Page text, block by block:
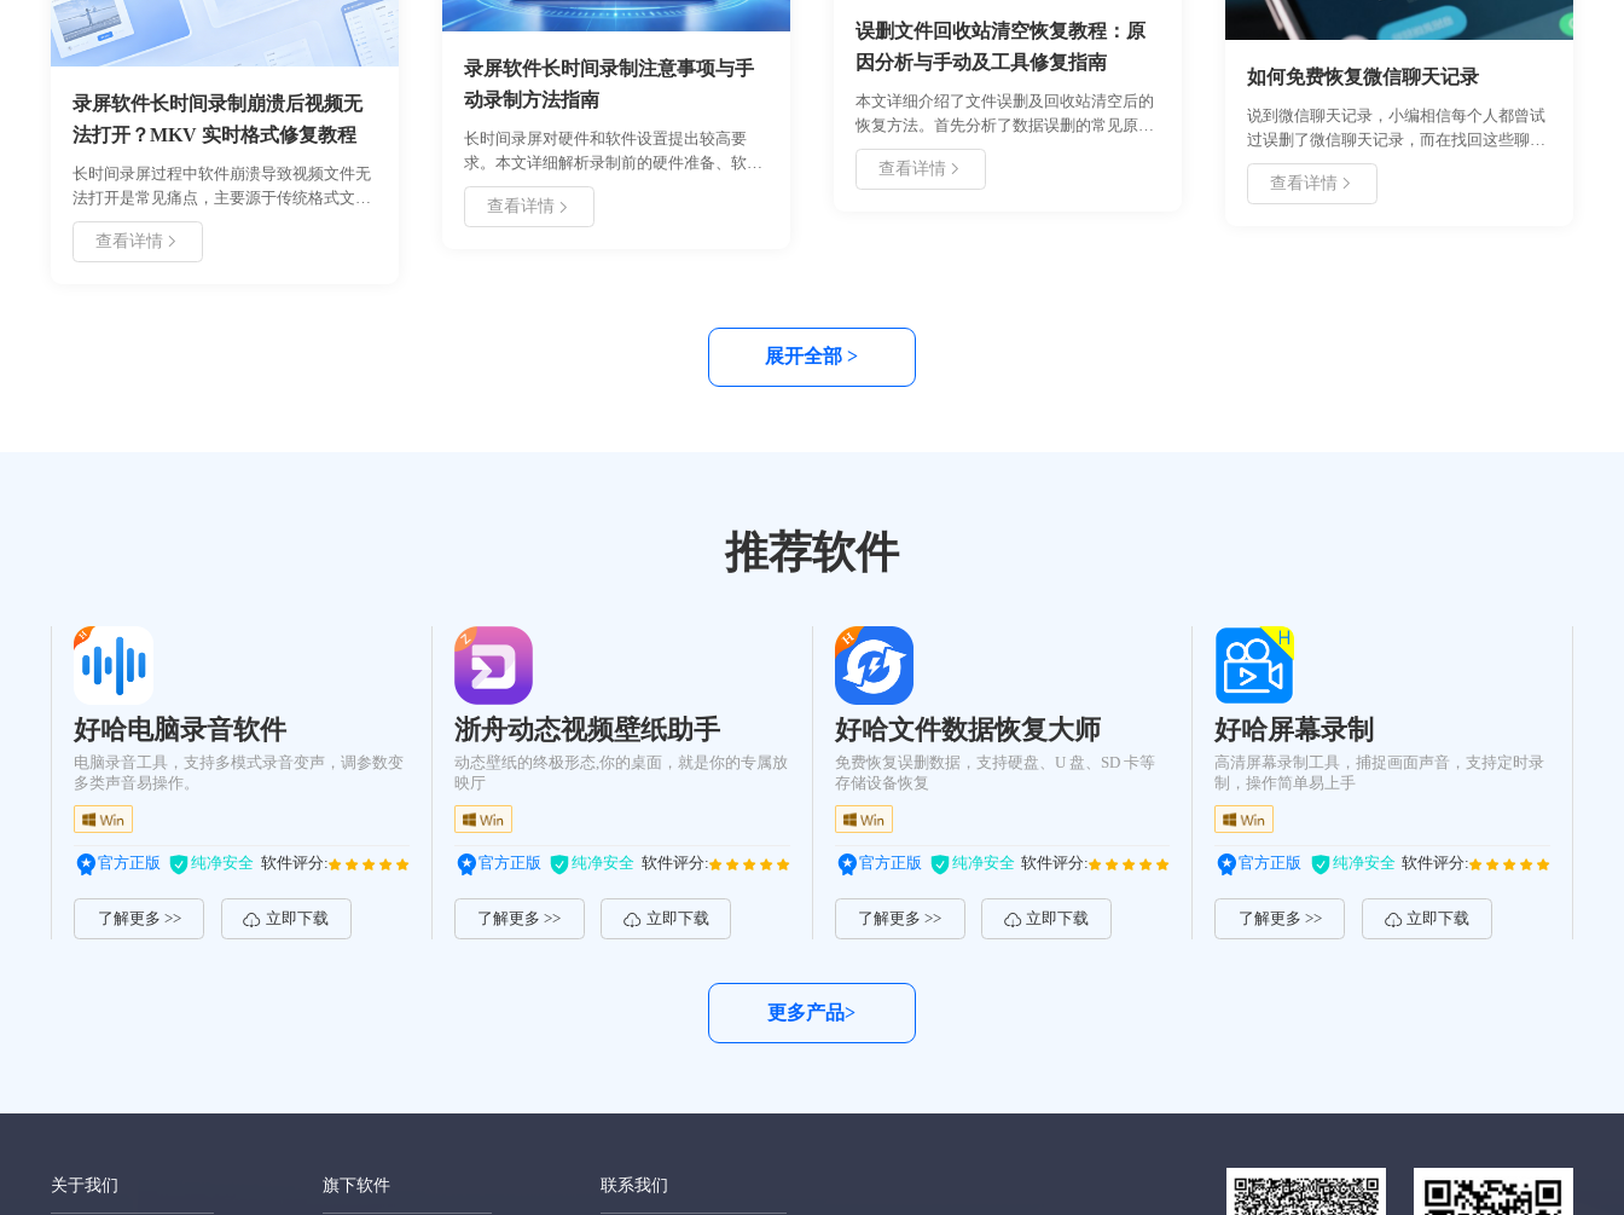
录屏软件长时间录制崩溃后视频无
法打开？MKV 实时格式修复教程
长时间录屏过程中软件崩溃导致视频文件无
法打开是常见痛点，主要源于传统格式文件
头未写入完成。本文深入分析崩溃原因，推
荐使用具备实时写入特性的 MKV 格式，并
查看详情
录屏软件长时间录制注意事项与手
动录制方法指南
长时间录屏对硬件和软件设置提出较高要
求。本文详细解析录制前的硬件准备、软件
参数优化及手动录制技巧，涵盖散热管理、
存储规划、编码选择等核心环节。通过合理
查看详情
误删文件回收站清空恢复教程：原
因分析与手动及工具修复指南
本文详细介绍了文件误删及回收站清空后的
恢复方法。首先分析了数据误删的常见原
因，包括操作失误、系统故障及病毒攻击。
接着提供了手动修复方案，涉及注册表修改
查看详情
如何免费恢复微信聊天记录
说到微信聊天记录，小编相信每个人都曾试
过误删了微信聊天记录，而在找回这些聊天
记录的过程中受挫重重，找了很久很久都没
能找到一个适合自己的恢复方法，甚至有很
查看详情
展开全部 >
推荐软件
好哈电脑录音软件
电脑录音工具，支持多模式录音变声，调参数变
多类声音易操作。
官方正版 纯净安全 软件评分:
了解更多 >> 立即下载
浙舟动态视频壁纸助手
动态壁纸的终极形态,你的桌面，就是你的专属放
映厅
官方正版 纯净安全 软件评分:
了解更多 >> 立即下载
好哈文件数据恢复大师
免费恢复误删数据，支持硬盘、U 盘、SD 卡等
存储设备恢复
官方正版 纯净安全 软件评分:
了解更多 >> 立即下载
好哈屏幕录制
高清屏幕录制工具，捕捉画面声音，支持定时录
制，操作简单易上手
官方正版 纯净安全 软件评分:
了解更多 >> 立即下载
更多产品>
关于我们 旗下软件 联系我们